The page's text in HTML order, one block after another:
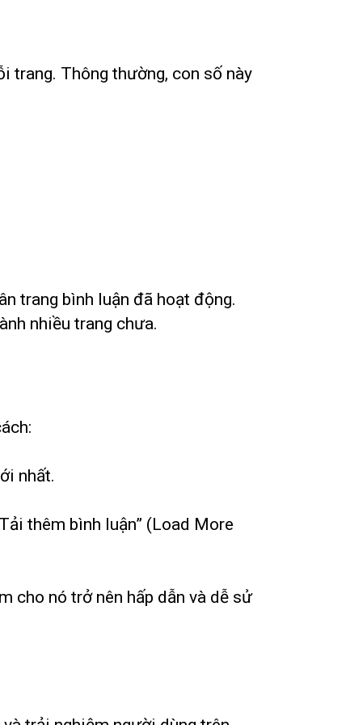
trang. Thông thường, con số này
trang bình luận đã hoạt động.
nhiều trang chưa.
nhất.
thêm bình luận” (Load More
cho nó trở nên hấp dẫn và dễ sử